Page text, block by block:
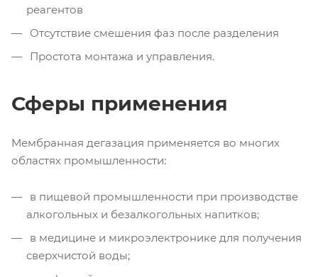
реагентов
Отсутствие смешения фаз после разделения
Простота монтажа и управления.
Сферы применения
Мембранная дегазация применяется во многих
областях промышленности:
в пищевой промышленности при производстве
алкогольных и безалкогольных напитков;
в медицине и микроэлектронике для получения
сверхчистой воды;